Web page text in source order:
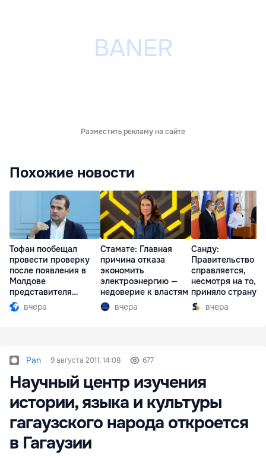
Разместить рекламу на сайте
Похожие новости
Тофан пообещал
провести проверку
после появления в
Молдове
представителя
Южной Осетии
вчера
Стамате: Главная
причина отказа
экономить
электроэнергию —
недоверие к властям
вчера
Санду:
Правительство
справляется,
несмотря на то,
приняло страну в
разгар кризиса
вчера
Pan 9 августа 2011, 14:08 677
Научный центр изучения
истории, языка и культуры
гагаузского народа откроется
в Гагаузии